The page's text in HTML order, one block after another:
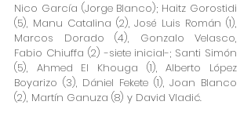
Nico García (Jorge Blanco); Haitz Gorostidi
(5), Manu Catalina (2), José Luis Román (1),
Marcos Dorado (4), Gonzalo Velasco,
Fabio Chiuffa (2) -siete inicial-; Santi Simón
(5), Ahmed El Khouga (1), Alberto López
Boyarizo (3), Dániel Fekete (1), Joan Blanco
(2), Martín Ganuza (8) y David Vladić.